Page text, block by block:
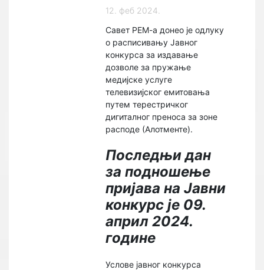
12. феб 2024.
Савет РЕМ-а донео је одлуку
о расписивању Јавног
конкурса за издавање
дозволe за пружање
медијске услуге
телевизијског емитовања
путем терестричког
дигиталног преноса за зоне
расподе (Алотменте).
Последњи дан
за подношење
пријава на Јавни
конкурс је 09.
април 2024.
године
Услове јавног конкурса